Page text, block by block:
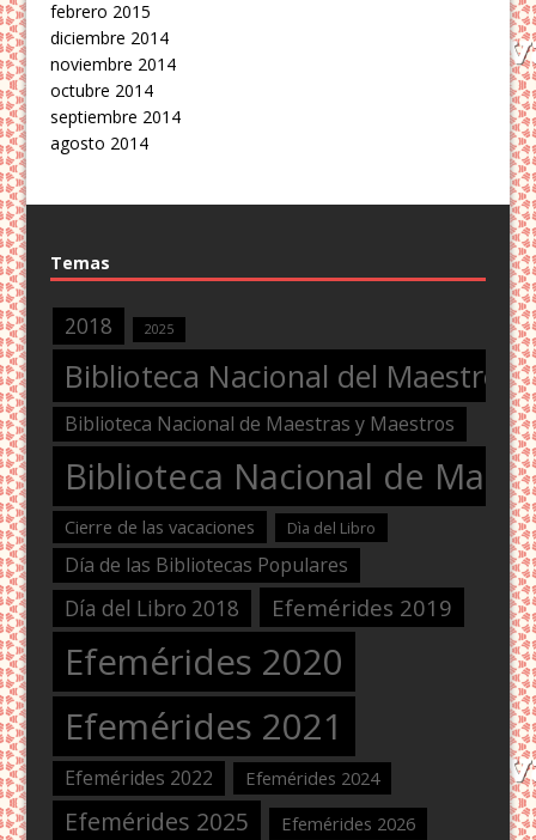
febrero 2015
diciembre 2014
noviembre 2014
octubre 2014
septiembre 2014
agosto 2014
Temas
2018 2025
Biblioteca Nacional del Maestro
Biblioteca Nacional de Maestras y Maestros
Biblioteca Nacional de
Cierre de las vacaciones Dìa del Libro
Día de las Bibliotecas Populares
Día del Libro 2018 Efemérides 2019
Efemérides 2020
Efemérides 2021
Efemérides 2022 Efemérides 2024
Efemérides 2025 Efemérides 2026